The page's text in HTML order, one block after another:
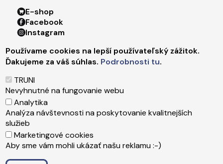
Footer menu 4
E-shop
Facebook
Instagram
LinkedIn
Youtube
TikTok
Päta
Správca obsahu
Technická podpora
Vyhlásenie o prístupnosti
Ochrana osobných údajov
Cookies
Používame cookies na lepší používateľský zážitok.
Ďakujeme za váš súhlas. Podrobnosti tu.
TRUNI
Nevyhnutné na fungovanie webu
Analytika
Analýza návštevnosti na poskytovanie kvalitnejších
služieb
Marketingové cookies
Aby sme vám mohli ukázať našu reklamu :-)